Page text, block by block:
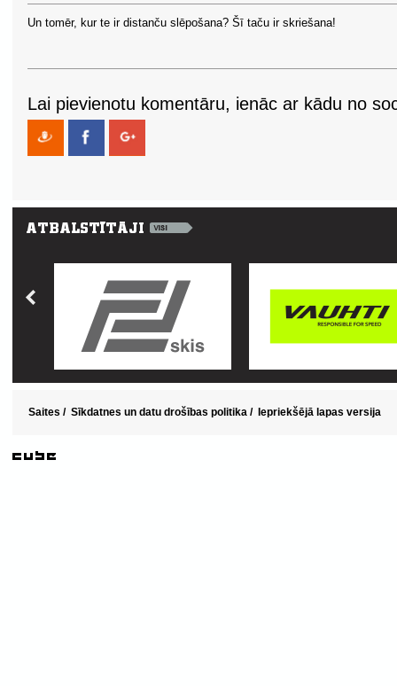
Un tomēr, kur te ir distanču slēpošana? Šī taču ir skriešana!
Lai pievienotu komentāru, ienāc ar kādu no
Saites / Sīkdatnes un datu drošības politika / Iepriekšējā lapas versija